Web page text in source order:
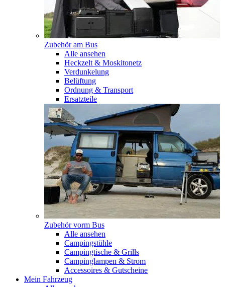
Zubehör am Bus
Alle ansehen
Heckzelt & Moskitonetz
Verdunkelung
Belüftung
Ordnung & Transport
Ersatzteile
Zubehör vorm Bus
Alle ansehen
Campingstühle
Campingtische & Grills
Campinglampen & Strom
Accessoires & Gutscheine
Mein Fahrzeug